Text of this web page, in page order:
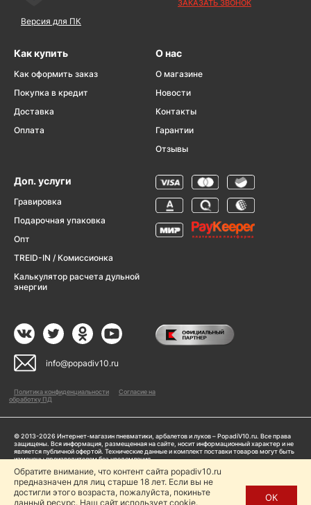
Версия для ПК
ЗАКАЗАТЬ ЗВОНОК
Как купить
Как оформить заказ
Покупка в кредит
Доставка
Оплата
О нас
О магазине
Новости
Контакты
Гарантии
Отзывы
Доп. услуги
Гравировка
Подарочная упаковка
Опт
TREID-IN / Комиссионка
Калькулятор расчета дульной
энергии
info@popadiv10.ru
Политика конфиденциальности
Согласие на
обработку ПД
© 2013-2026 Интернет-магазин пневматики, арбалетов и луков – PopadiV10.ru. Все права
защищены. Вся информация, размещенная на сайте, носит информационный характер и не
является публичной офертой. Технические данные и комплект поставки товаров могут быть
изменены производителем без уведомления
Пользуясь сайтом Popadiv10.ru, пользователь автоматически соглашается с условиями,
прописанными в
Политике конфиденциальности
Копирование любой информации (тексты, фото, видео и др.) с сайта Popadiv10 запрещено,
Обратите внимание, что контент сайта popadiv10.ru
предназначен для лиц старше 18 лет. Если вы не
достигли этого возраста, пожалуйста, покиньте
данный ресурс. Наш сайт использует cookie.
ОК